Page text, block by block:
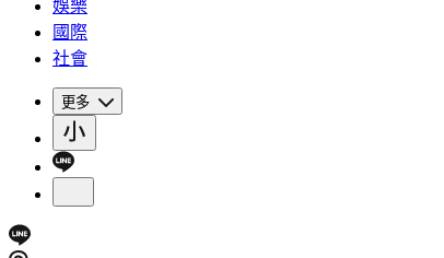
娛樂
國際
社會
更多